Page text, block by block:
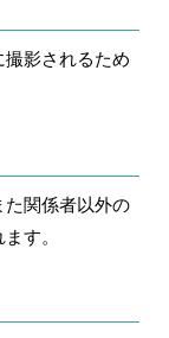
影されるため
た関係者以外の
す。